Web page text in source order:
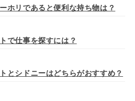
ホリであると便利な持ち物は？
で仕事を探すには？
とシドニーはどちらがおすすめ？